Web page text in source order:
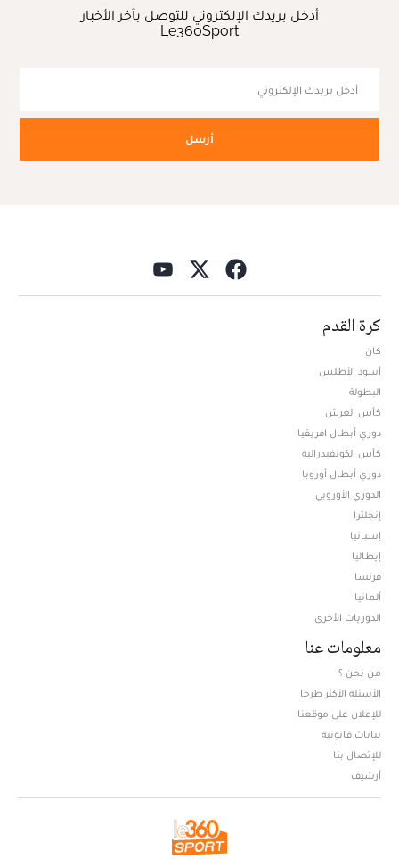
أدخل بريدك الإلكتروني للتوصل بآخر الأخبار
Le360Sport
أرسل
كرة القدم
كان
أسود الأطلس
البطولة
كأس العرش
دوري أبطال افريقيا
كأس الكونفيدرالية
دوري أبطال أوروبا
الدوري الأوروبي
إنجلترا
إسبانيا
إيطاليا
فرنسا
ألمانيا
الدوريات الأخرى
معلومات عنا
من نحن ؟
الأسئلة الأكثر طرحا
للإعلان على موقعنا
بيانات قانونية
للإتصال بنا
أرشيف